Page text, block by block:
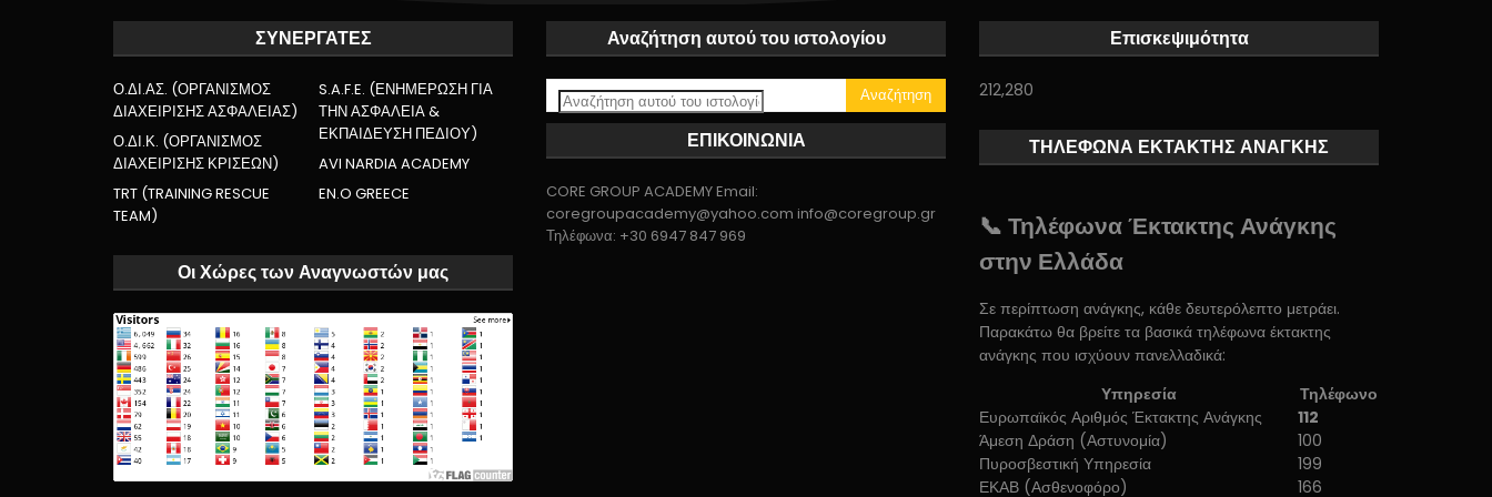
ΣΥΝΕΡΓΑΤΕΣ
Ο.ΔΙ.ΑΣ. (ΟΡΓΑΝΙΣΜΟΣ
ΔΙΑΧΕΙΡΙΣΗΣ ΑΣΦΑΛΕΙΑΣ)
S.A.F.E. (ΕΝΗΜΕΡΩΣΗ ΓΙΑ
ΤΗΝ ΑΣΦΑΛΕΙΑ &
ΕΚΠΑΙΔΕΥΣΗ ΠΕΔΙΟΥ)
Ο.ΔΙ.Κ. (ΟΡΓΑΝΙΣΜΟΣ
ΔΙΑΧΕΙΡΙΣΗΣ ΚΡΙΣΕΩΝ)
AVI NARDIA ACADEMY
TRT (TRAINING RESCUE
TEAM)
EN.O GREECE
Οι Χώρες των Αναγνωστών μας
Αναζήτηση αυτού του ιστολογίου
ΕΠΙΚΟΙΝΩΝΙΑ
CORE GROUP ACADEMY Email:
coregroupacademy@yahoo.com info@coregroup.gr
Τηλέφωνα: +30 6947 847 969
Επισκεψιμότητα
212,280
ΤΗΛΕΦΩΝΑ ΕΚΤΑΚΤΗΣ ΑΝΑΓΚΗΣ
📞 Τηλέφωνα Έκτακτης Ανάγκης
στην Ελλάδα
Σε περίπτωση ανάγκης, κάθε δευτερόλεπτο μετράει.
Παρακάτω θα βρείτε τα βασικά τηλέφωνα έκτακτης
ανάγκης που ισχύουν πανελλαδικά:
Υπηρεσία
Τηλέφωνο
Ευρωπαϊκός Αριθμός Έκτακτης Ανάγκης
112
Άμεση Δράση (Αστυνομία)
100
Πυροσβεστική Υπηρεσία
199
ΕΚΑΒ (Ασθενοφόρο)
166